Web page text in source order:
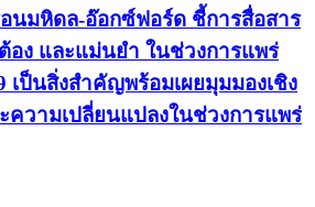
นมหิดล-อ๊อกซ์ฟอร์ด ชี้การสื่อสาร
อง และแม่นยำ ในช่วงการแพร่
เป็นสิ่งสำคัญพร้อมเผยมุมมองเชิง
ความเปลี่ยนแปลงในช่วงการแพร่